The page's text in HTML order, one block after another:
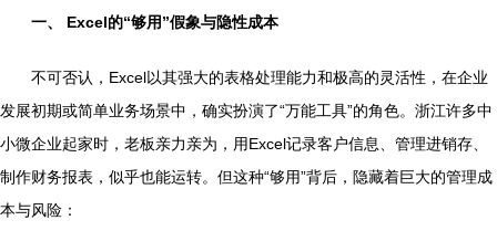
一、 Excel的“够用”假象与隐性成本
不可否认，Excel以其强大的表格处理能力和极高的灵活性，在企业
发展初期或简单业务场景中，确实扮演了“万能工具”的角色。浙江许多中
小微企业起家时，老板亲力亲为，用Excel记录客户信息、管理进销存、
制作财务报表，似乎也能运转。但这种“够用”背后，隐藏着巨大的管理成
本与风险：